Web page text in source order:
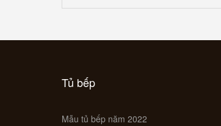
Tủ bếp
Mẫu tủ bếp năm 2022